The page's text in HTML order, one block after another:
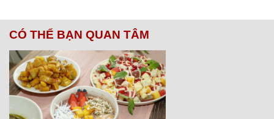
CÓ THỂ BẠN QUAN TÂM